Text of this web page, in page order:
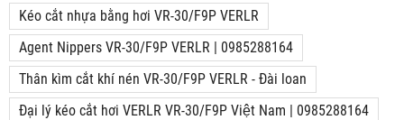
Kéo cắt nhựa bằng hơi VR-30/F9P VERLR
Agent Nippers VR-30/F9P VERLR | 0985288164
Thân kìm cắt khí nén VR-30/F9P VERLR - Đài loan
Đại lý kéo cắt hơi VERLR VR-30/F9P Việt Nam | 0985288164